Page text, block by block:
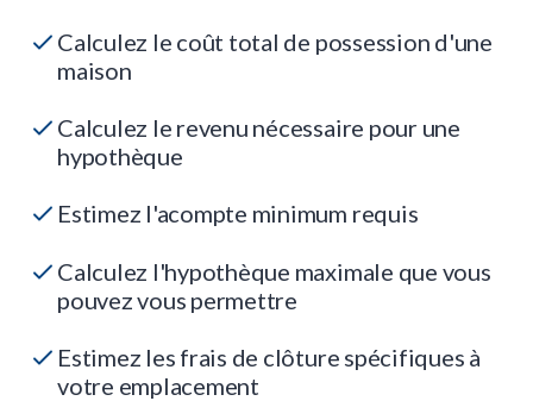
Calculez le coût total de possession d'une
maison
Calculez le revenu nécessaire pour une
hypothèque
Estimez l'acompte minimum requis
Calculez l'hypothèque maximale que vous
pouvez vous permettre
Estimez les frais de clôture spécifiques à
votre emplacement